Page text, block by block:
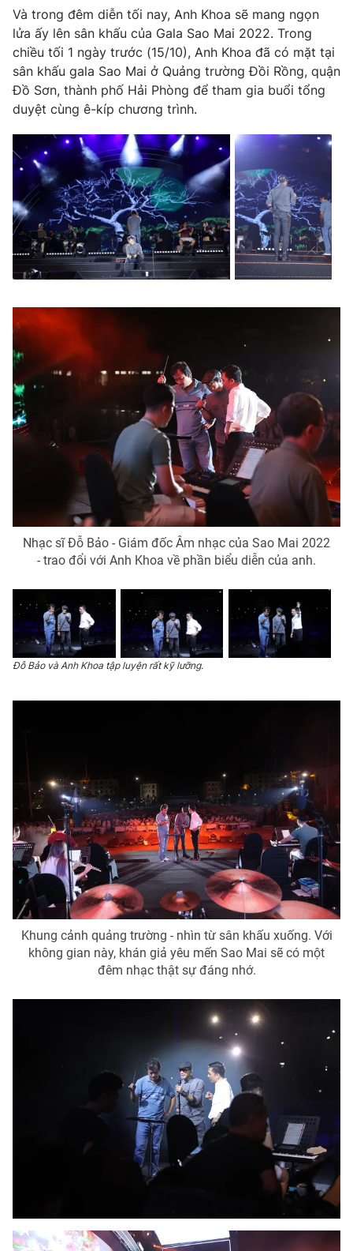
Học trực tuyến
Hitech Công nghệ tương lai
Sản phẩm
Thị trường
Tư vấn
Giao lưu trực tuyến
Lịch phát sóng
Chuyên mục khác
Emagazine Podcast
Photo Infographic
Video Shorts video
VTV Money VTV Thể thao
VTV Sức khoẻ
Thị trường 24h Tấm lòng Việt
Vươn mình bằng AI
VTV8
Liên hệ tòa soạn English
THỜI BÁO VTV
Giấy phép hoạt động báo in và báo điện tử số 483/GP-BTTTT
cấp ngày 29/12/2023
Tổng Biên tập:Vũ Thanh Thủy
Phó Tổng Biên tập:Nguyễn Thị Mỹ Hạnh, Phạm Quốc Thắng,
Nguyễn Trọng Ninh
Tổng đài VTV: 024.38 355 931 - 024.38 355 932
Ðiện thoại Thời báo VTV: 024.66 897 897
Email:
toasoan@vtv.vn
Liên hệ quảng cáo: 024-7300.7108
® Cấm sao chép dưới mọi hình thức nếu không có sự chấp
thuận bằng văn bản. Ghi rõ nguồn VTV.vn khi phát hành lại
Và trong đêm diễn tối nay, Anh Khoa sẽ mang ngọn
lửa ấy lên sân khấu của Gala Sao Mai 2022. Trong
chiều tối 1 ngày trước (15/10), Anh Khoa đã có mặt tại
sân khấu gala Sao Mai ở Quảng trường Đồi Rồng, quận
Đồ Sơn, thành phố Hải Phòng để tham gia buổi tổng
duyệt cùng ê-kíp chương trình.
Nhạc sĩ Đỗ Bảo - Giám đốc Âm nhạc của Sao Mai 2022
- trao đổi với Anh Khoa về phần biểu diễn của anh.
Đỗ Bảo và Anh Khoa tập luyện rất kỹ lưỡng.
Khung cảnh quảng trường - nhìn từ sân khấu xuống. Với
không gian này, khán giả yêu mến Sao Mai sẽ có một
đêm nhạc thật sự đáng nhớ.